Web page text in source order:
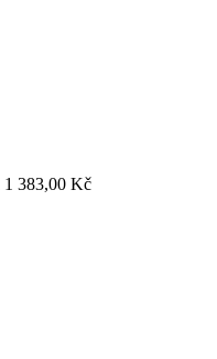
1 383,00 Kč